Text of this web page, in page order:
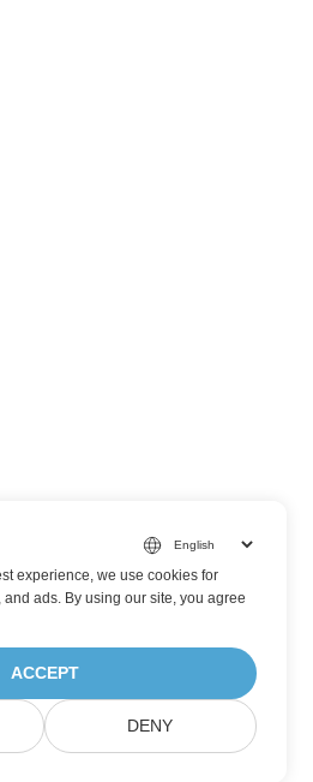
experience, we use cookies for
ads. By using our site, you agree
ACCEPT
DENY